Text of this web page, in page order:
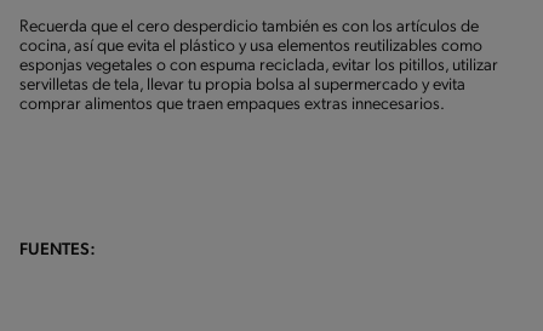
Recuerda que el cero desperdicio también es con los artículos de
cocina, así que evita el plástico y usa elementos reutilizables como
esponjas vegetales o con espuma reciclada, evitar los pitillos, utilizar
servilletas de tela, llevar tu propia bolsa al supermercado y evita
comprar alimentos que traen empaques extras innecesarios.
FUENTES: